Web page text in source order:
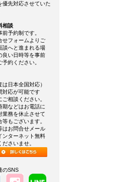
優先対応させていた
相談
予約制です。
フォームよりご
へと進まれる場
い日時等を事前
約ください。
日本全国対応）
応が可能です
相談ください。
などはお電話に
務を休止させて
もございます。
お問合せメール
ターネット無料
さいませ。
のSNS